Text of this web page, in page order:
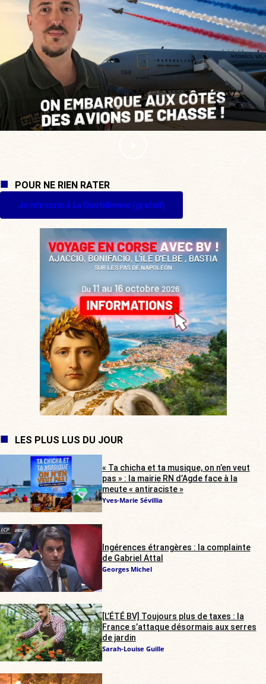
POUR NE RIEN RATER
Je m'inscris à La Quotidienne (gratuit)
LES PLUS LUS DU JOUR
« Ta chicha et ta musique, on n’en veut
pas » : la mairie RN d’Agde face à la
meute « antiraciste »
Yves-Marie Sévillia
Ingérences étrangères : la complainte
de Gabriel Attal
Georges Michel
[L’ÉTÉ BV] Toujours plus de taxes : la
France s’attaque désormais aux serres
de jardin
Sarah-Louise Guille